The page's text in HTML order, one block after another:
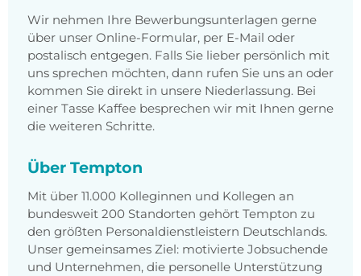
Wir nehmen Ihre Bewerbungsunterlagen gerne
über unser Online-Formular, per E-Mail oder
postalisch entgegen. Falls Sie lieber persönlich mit
uns sprechen möchten, dann rufen Sie uns an oder
kommen Sie direkt in unsere Niederlassung. Bei
einer Tasse Kaffee besprechen wir mit Ihnen gerne
die weiteren Schritte.
Über Tempton
Mit über 11.000 Kolleginnen und Kollegen an
bundesweit 200 Standorten gehört Tempton zu
den größten Personaldienstleistern Deutschlands.
Unser gemeinsames Ziel: motivierte Jobsuchende
und Unternehmen, die personelle Unterstützung